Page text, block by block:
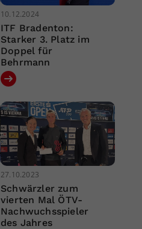
10.12.2024
ITF Bradenton:
Starker 3. Platz im
Doppel für
Behrmann
27.10.2023
Schwärzler zum
vierten Mal ÖTV-
Nachwuchsspieler
des Jahres